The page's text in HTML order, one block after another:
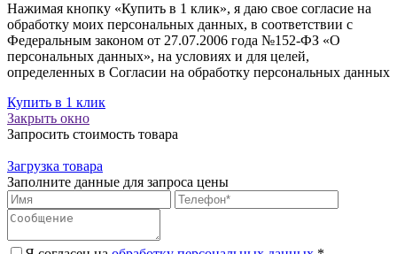
Нажимая кнопку «Купить в 1 клик», я даю свое согласие на
обработку моих персональных данных, в соответствии с
Федеральным законом от 27.07.2006 года №152-ФЗ «О
персональных данных», на условиях и для целей,
определенных в Согласии на обработку персональных данных
Купить в 1 клик
Закрыть окно
Запросить стоимость товара
Загрузка товара
Заполните данные для запроса цены